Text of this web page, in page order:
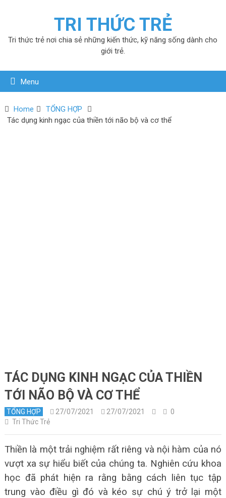
TRI THỨC TRẺ
Tri thức trẻ nơi chia sẻ những kiến thức, kỹ năng sống dành cho
giới trẻ.
Menu
Home
TỔNG HỢP
Tác dụng kinh ngạc của thiền tới não bộ và cơ thể
TÁC DỤNG KINH NGẠC CỦA THIỀN
TỚI NÃO BỘ VÀ CƠ THỂ
TỔNG HỢP 27/07/2021 27/07/2021
0
Tri Thức Trẻ
Thiền là một trải nghiệm rất riêng và nội hàm của nó
vượt xa sự hiểu biết của chúng ta. Nghiên cứu khoa
học đã phát hiện ra rằng bằng cách liên tục tập
trung vào điều gì đó và kéo sự chú ý trở lại một